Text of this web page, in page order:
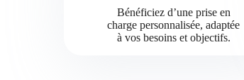
Bénéficiez d’une prise en
charge personnalisée, adaptée
à vos besoins et objectifs.